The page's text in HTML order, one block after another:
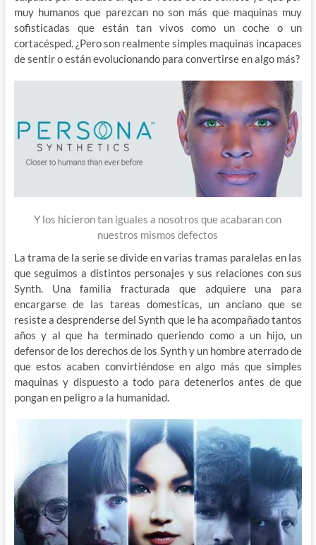
muy humanos que parezcan no son más que maquinas muy
sofisticadas que están tan vivos como un coche o un
cortacésped. ¿Pero son realmente simples maquinas incapaces
de sentir o están evolucionando para convertirse en algo más?
Y los hicieron tan iguales a nosotros que acabaran con
nuestros mismos defectos
La trama de la serie se divide en varias tramas paralelas en las
que seguimos a distintos personajes y sus relaciones con sus
Synth. Una familia fracturada que adquiere una para
encargarse de las tareas domesticas, un anciano que se
resiste a desprenderse del Synth que le ha acompañado tantos
años y al que ha terminado queriendo como a un hijo, un
defensor de los derechos de los Synth y un hombre aterrado de
que estos acaben convirtiéndose en algo más que simples
maquinas y dispuesto a todo para detenerlos antes de que
pongan en peligro a la humanidad.